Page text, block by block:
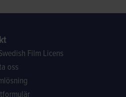
Film Licens
oss